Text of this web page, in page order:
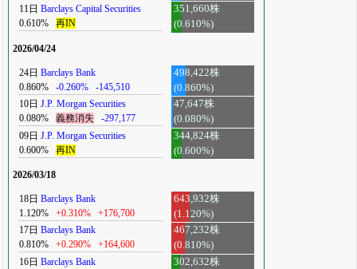
11日 Barclays Capital Securities
0.610%
再IN
351,660株
(0.610%)
2026/04/24
24日 Barclays Bank
0.860%
-0.260% -145,510
498,422株
(0.860%)
10日 J.P. Morgan Securities
0.080%
義務消失 -297,177
47,647株
(0.080%)
09日 J.P. Morgan Securities
0.600%
再IN
344,824株
(0.600%)
2026/03/18
18日 Barclays Bank
1.120%
+0.310% +176,700
643,932株
(1.120%)
17日 Barclays Bank
0.810%
+0.290% +164,600
467,232株
(0.810%)
16日 Barclays Bank
302,632株